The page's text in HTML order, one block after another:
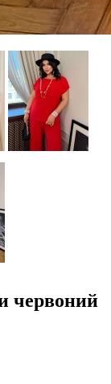
червоний